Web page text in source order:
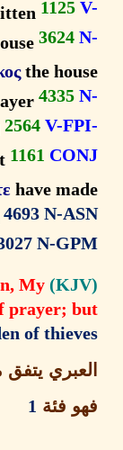
is written
house
οικοςthe
of prayer
called2564V-
δεbut1161
have
a den4693 N-
3027 N-
And said unto them,
My
of prayer;
it a den of
يتفق مع
فئة1